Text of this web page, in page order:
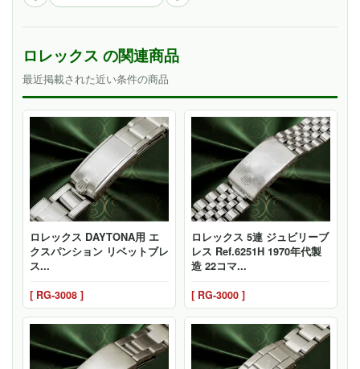
ロレックス の関連商品
最近掲載された近い条件の商品
ロレックス DAYTONA用 エ
クスパンション リベットブレ
ス...
[ RG-3008 ]
ロレックス 5連 ジュビリーブ
レス Ref.6251H 1970年代製
造 22コマ...
[ RG-3000 ]